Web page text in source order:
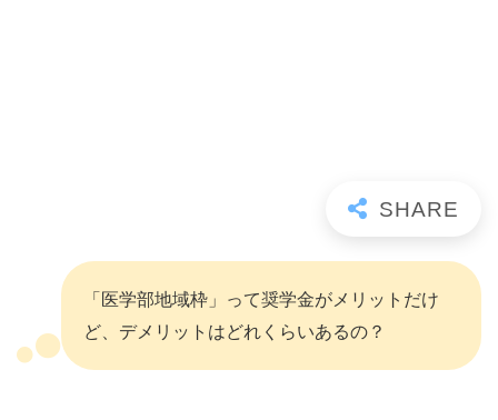
「医学部地域枠」って奨学金がメリットだけ
ど、デメリットはどれくらいあるの？